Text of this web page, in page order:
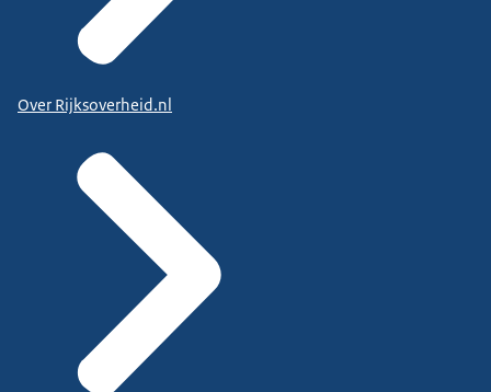
Over Rijksoverheid.nl